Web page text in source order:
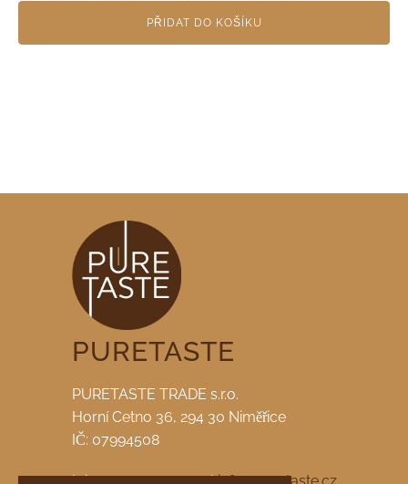
PŘIDAT DO KOŠÍKU
PURETASTE
PURETASTE TRADE s.r.o.
Horní Cetno 36, 294 30 Niměřice
IČ: 07994508